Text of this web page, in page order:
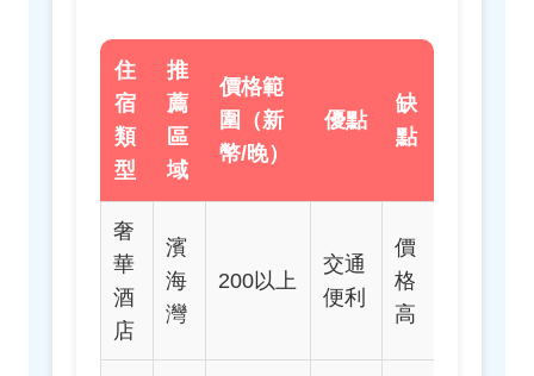
住
宿
類
型
推
薦
區
域
價格範
圍（新
幣/晚）
優點
缺
點
奢
華
酒
店
濱
海
灣
200以上
交通
便利
價
格
高